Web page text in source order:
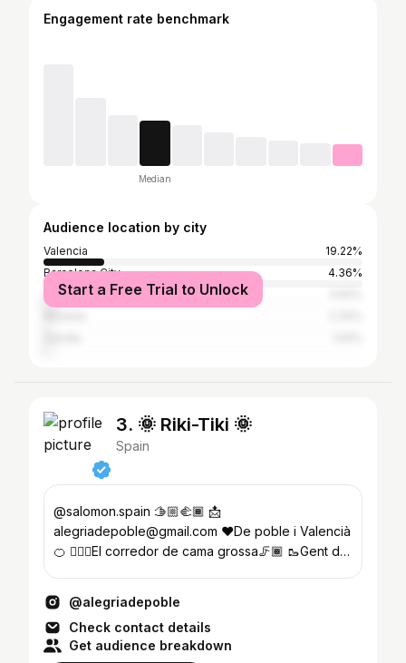
Engagement rate benchmark
Median
Audience location by city
Valencia
19.22%
Barcelona City
4.36%
Villajoyosa
Start a Free Trial to Unlock
3. 🌞 Riki-Tiki 🌞
Spain
@salomon.spain 🫱🏼‍🫲🏾 📩
alegriadepoble@gmail.com ❤️De poble i Valencià
🍊 🏃🏾‍♂️El corredor de cama grossa🦵🏾 🥾Gent de
@alegriadepoble
Check contact details
Get audience breakdown